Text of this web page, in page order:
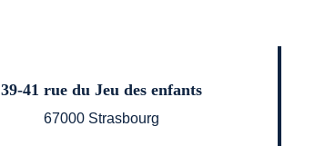
39-41 rue du Jeu des enfants
67000 Strasbourg